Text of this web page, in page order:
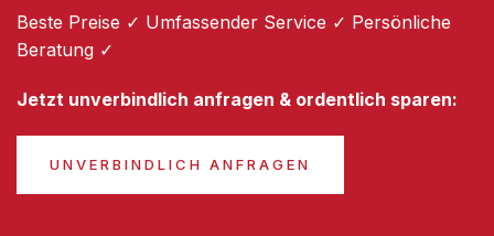
Beste Preise ✓ Umfassender Service ✓ Persönliche
Beratung ✓
Jetzt unverbindlich anfragen & ordentlich sparen:
UNVERBINDLICH ANFRAGEN